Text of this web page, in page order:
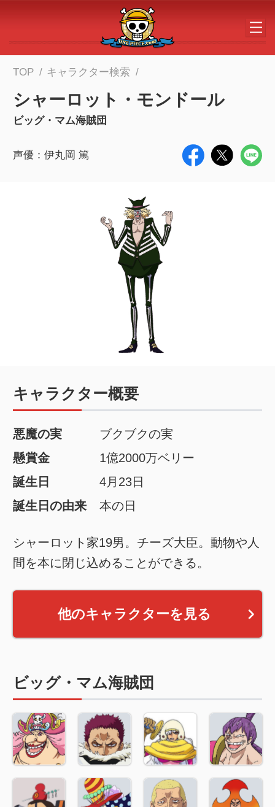
メインコンテンツへスキップする
TOP キャラクター検索
シャーロット・モンドール
ビッグ・マム海賊団
声優：伊丸岡 篤
キャラクター概要
悪魔の実
ブクブクの実
懸賞金
1億2000万ベリー
誕生日
4月23日
誕生日の由来
本の日
シャーロット家19男。チーズ大臣。動物や人
間を本に閉じ込めることができる。
他のキャラクターを見る
ビッグ・マム海賊団